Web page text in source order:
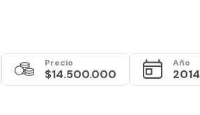
Precio
$14.500.000
Año
2014